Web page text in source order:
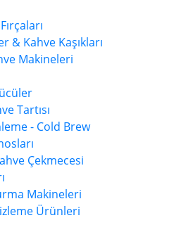
& Kahve Kaşıkları
Makineleri
Tartısı
- Cold Brew
Çekmecesi
Makineleri
Ürünleri